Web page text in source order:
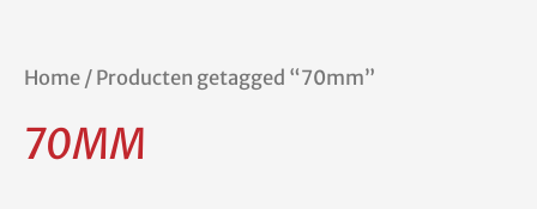
Home/ Producten getagged “70mm”
70MM